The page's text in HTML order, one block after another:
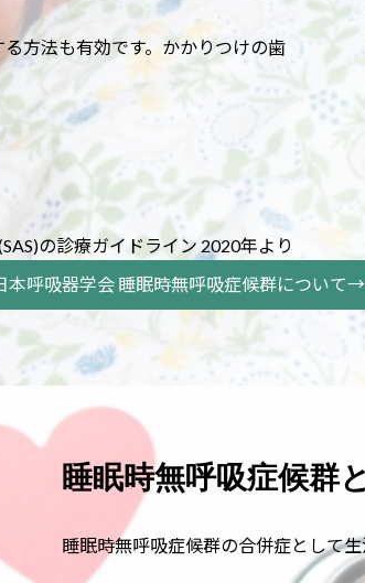
方法も有効です。かかりつけの歯
の診療ガイドライン 2020年より
本呼吸器学会 睡眠時無呼吸症候群について→
睡眠時無呼吸症候群
睡眠時無呼吸症候群の合併症として